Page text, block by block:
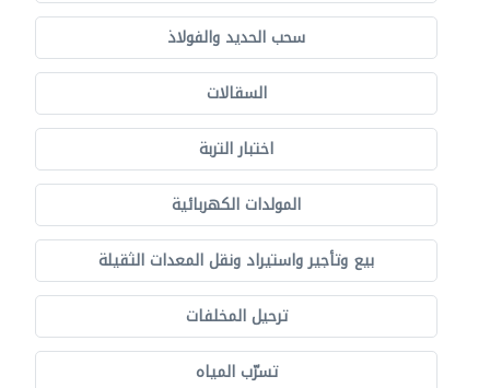
سحب الحديد والفولاذ
السقالات
اختبار التربة
المولدات الكهربائية
بيع وتأجير واستيراد ونقل المعدات الثقيلة
ترحيل المخلفات
تسرّب المياه